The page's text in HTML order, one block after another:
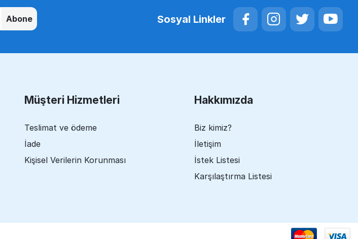
Abone Sosyal Linkler
Müşteri Hizmetleri
Teslimat ve ödeme
İade
Kişisel Verilerin Korunması
Hakkımızda
Biz kimiz?
İletişim
İstek Listesi
Karşılaştırma Listesi